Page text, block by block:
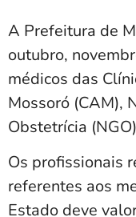
A Prefeitura de
outubro,
médicos das
Mossoró (CAM),
Obstetrícia
Os profissionais
referentes aos
Estado deve